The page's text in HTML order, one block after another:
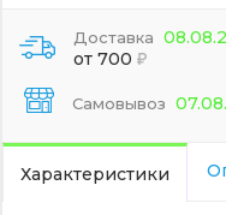
Доставка
от 700
Самовывоз
Характеристики